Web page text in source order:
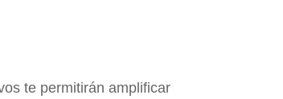
te permitirán amplificar